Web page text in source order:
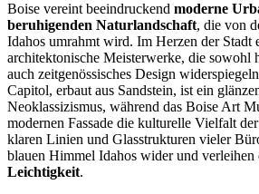
Boise vereint beeindruckend moderne
beruhigenden Naturlandschaft, die von
Idahos umrahmt wird. Im Herzen der Stadt
architektonische Meisterwerke, die sowohl
auch zeitgenössisches Design
Capitol, erbaut aus Sandstein, ist ein
Neoklassizismus, während das Boise Art
modernen Fassade die kulturelle Vielfalt
klaren Linien und Glasstrukturen vieler
blauen Himmel Idahos wider und verleihen
Leichtigkeit.